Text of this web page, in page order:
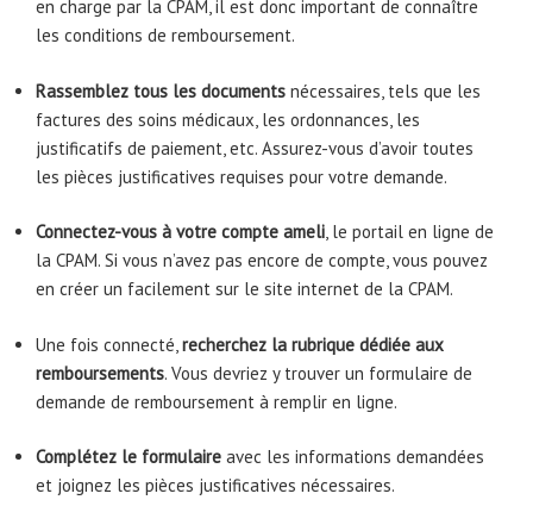
en charge par la CPAM, il est donc important de connaître
les conditions de remboursement.
Rassemblez tous les documents nécessaires, tels que les
factures des soins médicaux, les ordonnances, les
justificatifs de paiement, etc. Assurez-vous d’avoir toutes
les pièces justificatives requises pour votre demande.
Connectez-vous à votre compte ameli, le portail en ligne de
la CPAM. Si vous n’avez pas encore de compte, vous pouvez
en créer un facilement sur le site internet de la CPAM.
Une fois connecté,recherchez la rubrique dédiée aux
remboursements. Vous devriez y trouver un formulaire de
demande de remboursement à remplir en ligne.
Complétez le formulaire avec les informations demandées
et joignez les pièces justificatives nécessaires.